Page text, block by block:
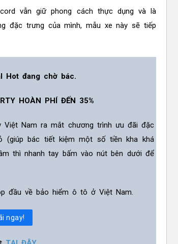
vẫn giữ phong cách thực dụng và là
đặc trưng của mình, mẫu xe này sẽ tiếp
Hot đang chờ bác.
HOÀN PHÍ ĐẾN 35%
Việt Nam ra mắt chương trình ưu đãi đặc
(giúp bác tiết kiệm một số tiền kha khá
thì nhanh tay bấm vào nút bên dưới để
đầu về bảo hiểm ô tô ở Việt Nam.
ngay!